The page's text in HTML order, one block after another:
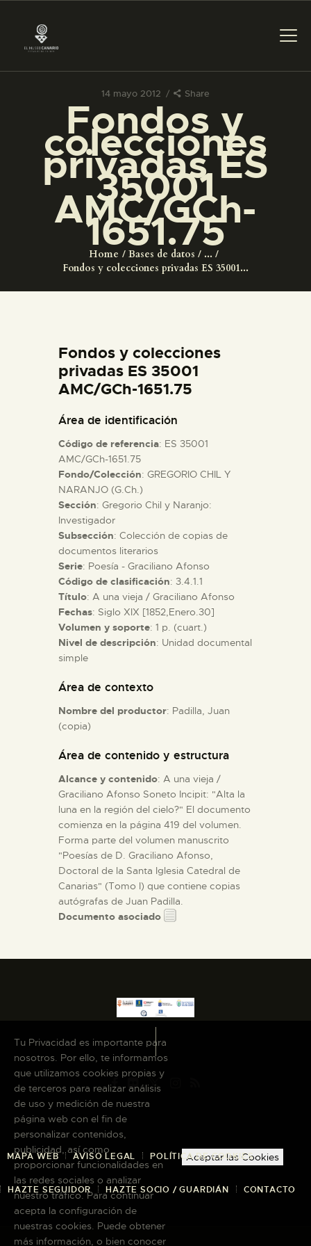
14 mayo 2012 Share
Fondos y
colecciones
privadas ES
35001
AMC/GCh-
1651.75
Home Bases de datos
...
Fondos y colecciones privadas ES 35001...
PREPARAR LA VISITA
ACTIVIDADES
█
EL MUSEO
ESPAÑOL
ACTIVIDADES
█
EL MUSEO
COLECCIONES
DIDÁCTICA
ESPAÑOL
Fondos y colecciones
privadas ES 35001
AMC/GCh-1651.75
Área de identificación
Código de referencia: ES 35001
AMC/GCh-1651.75
Fondo/Colección: GREGORIO CHIL Y
NARANJO (G.Ch.)
Sección: Gregorio Chil y Naranjo:
Investigador
Subsección: Colección de copias de
documentos literarios
Serie: Poesía - Graciliano Afonso
Código de clasificación: 3.4.1.1
Título: A una vieja / Graciliano Afonso
Fechas: Siglo XIX [1852,Enero.30]
Volumen y soporte: 1 p. (cuart.)
Nivel de descripción: Unidad documental
simple
Área de contexto
Nombre del productor: Padilla, Juan
(copia)
Área de contenido y estructura
Alcance y contenido: A una vieja /
Graciliano Afonso Soneto Incipit: "Alta la
luna en la región del cielo?" El documento
comienza en la página 419 del volumen.
Forma parte del volumen manuscrito
"Poesías de D. Graciliano Afonso,
Doctoral de la Santa Iglesia Catedral de
Canarias" (Tomo I) que contiene copias
autógrafas de Juan Padilla.
Documento asociado
MAPA WEB AVISO LEGAL POLÍTICA DE COOKIES
HAZTE SEGUIDOR HAZTE SOCIO / GUARDIÁN CONTACTO
Tu Privacidad es importante para
nosotros. Por ello, te informamos
que utilizamos cookies propias y
de terceros para realizar análisis
de uso y medición de nuestra
página web con el fin de
personalizar contenidos,
publicidad, así como
proporcionar funcionalidades en
las redes sociales o analizar
nuestro tráfico. Para continuar
acepta la configuración de
nuestras cookies. Puede obtener
más información, o bien conocer
Aceptar las Cookies